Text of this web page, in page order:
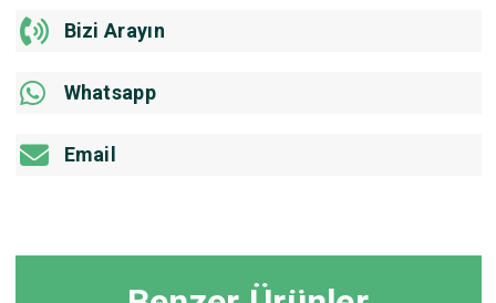
Bizi Arayın
Whatsapp
Email